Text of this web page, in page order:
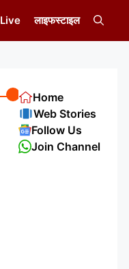
Live लाइफस्टाइल
Home
Web Stories
Follow Us
Join Channel